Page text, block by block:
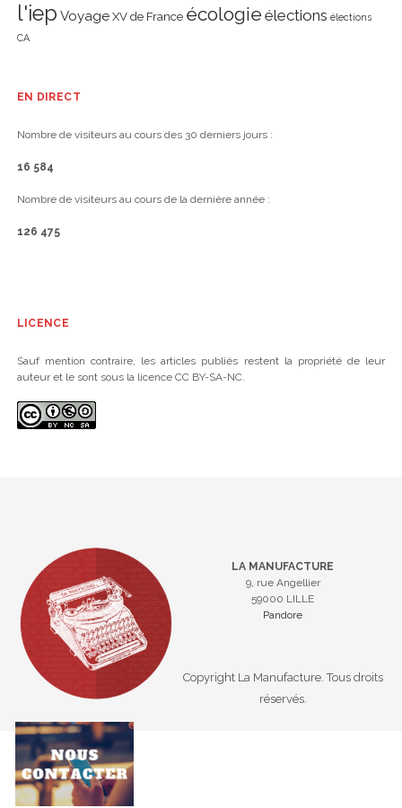
l'iep Voyage XV de France écologie élections élections
CA
EN DIRECT
Nombre de visiteurs au cours des 30 derniers jours :
16 584
Nombre de visiteurs au cours de la dernière année :
126 475
LICENCE
Sauf mention contraire, les articles publiés restent la propriété de leur
auteur et le sont sous la licence CC BY-SA-NC.
LA MANUFACTURE
9, rue Angellier
59000 LILLE
Pandore
Copyright La Manufacture. Tous droits
réservés.